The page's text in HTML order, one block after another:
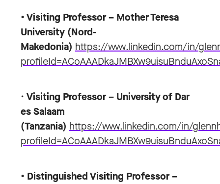
• Visiting Professor – Mother Teresa
University (Nord-
Makedonia) https://www.linkedin.com/in/
• Visiting Professor – University of Dar
es Salaam
(Tanzania) https://www.linkedin.com/in/
• Distinguished Visiting Professor –